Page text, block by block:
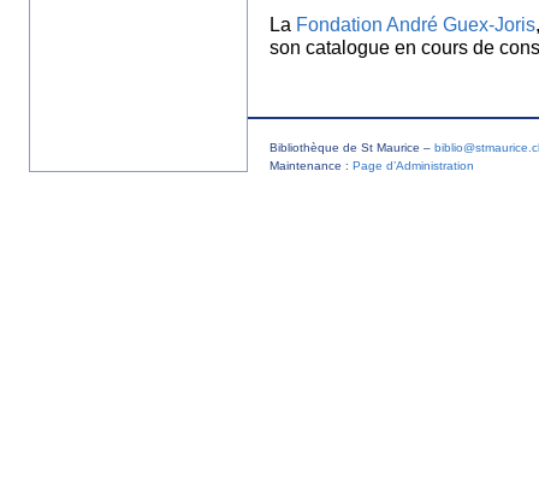
La Fondation André Guex-Joris
son catalogue en cours de
Bibliothèque de St Maurice –
Maintenance : Page d’Administration